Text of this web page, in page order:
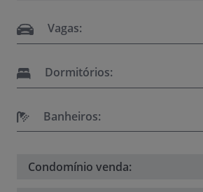
Vagas:
Dormitórios:
Banheiros:
Condomínio venda: